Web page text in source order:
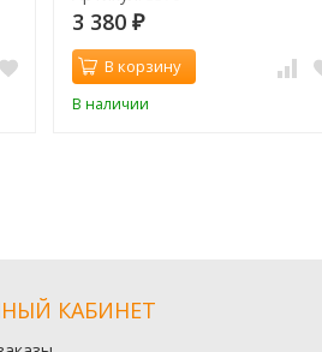
3 380 ₽
В корзину
В наличии
КАБИНЕТ